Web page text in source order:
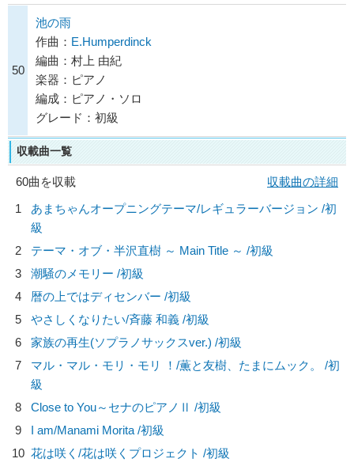
50
池の雨
作曲： E.Humperdinck
編曲：村上 由紀
楽器：ピアノ
編成：ピアノ・ソロ
グレード：初級
収載曲一覧
60曲を収載
収載曲の詳細
1
あまちゃんオープニングテーマ/レギュラーバージョン /初
級
2
テーマ・オブ・半沢直樹 ～ Main Title ～ /初級
3
潮騒のメモリー /初級
4
暦の上ではディセンバー /初級
5
やさしくなりたい/斉藤 和義 /初級
6
家族の再生(ソプラノサックスver.) /初級
7
マル・マル・モリ・モリ ！/薫と友樹、たまにムック。
/初
級
8
Close to You～セナのピアノⅡ /初級
9
I am/Manami Morita /初級
10 花は咲く/花は咲くプロジェクト /初級